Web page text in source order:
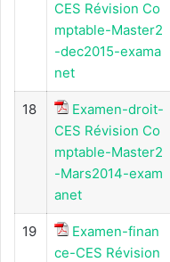
CES Révision Co
mptable-Master2
-dec2015-exama
net
18
Examen-droit-
CES Révision Co
mptable-Master2
-Mars2014-exam
anet
19
Examen-finan
ce-CES Révision